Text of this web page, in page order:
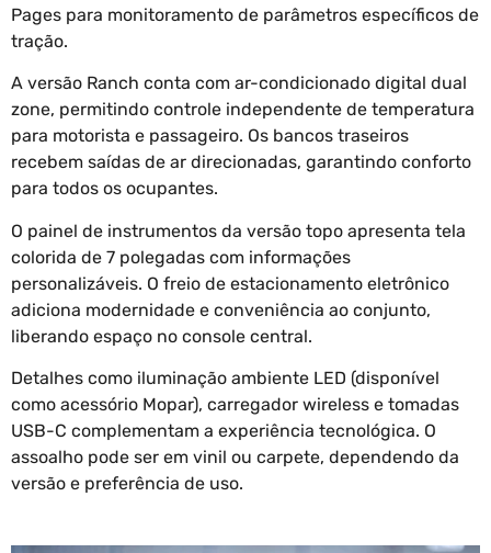
Pages para monitoramento de parâmetros específicos de
tração.
A versão Ranch conta com ar-condicionado digital dual
zone, permitindo controle independente de temperatura
para motorista e passageiro. Os bancos traseiros
recebem saídas de ar direcionadas, garantindo conforto
para todos os ocupantes.
O painel de instrumentos da versão topo apresenta tela
colorida de 7 polegadas com informações
personalizáveis. O freio de estacionamento eletrônico
adiciona modernidade e conveniência ao conjunto,
liberando espaço no console central.
Detalhes como iluminação ambiente LED (disponível
como acessório Mopar), carregador wireless e tomadas
USB-C complementam a experiência tecnológica. O
assoalho pode ser em vinil ou carpete, dependendo da
versão e preferência de uso.